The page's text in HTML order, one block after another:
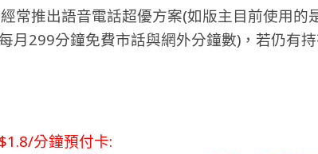
常推出語音電話超優方案(如版主目前使用的
月299分鐘免費市話與網外分鐘數)，若仍有
分鐘預付卡: